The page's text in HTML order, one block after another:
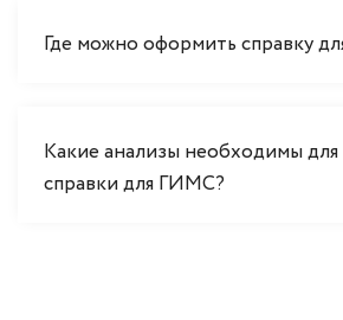
Где можно оформить справку
Какие анализы необходимы для
справки для ГИМС?